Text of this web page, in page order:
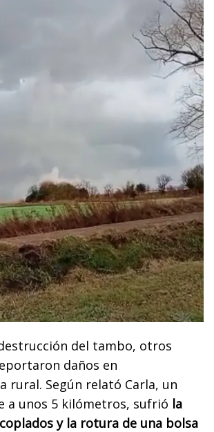
del tambo, otros
daños en
rural. Según relató Carla, un
a unos 5 kilómetros, sufrió la
y la rotura de una bolsa